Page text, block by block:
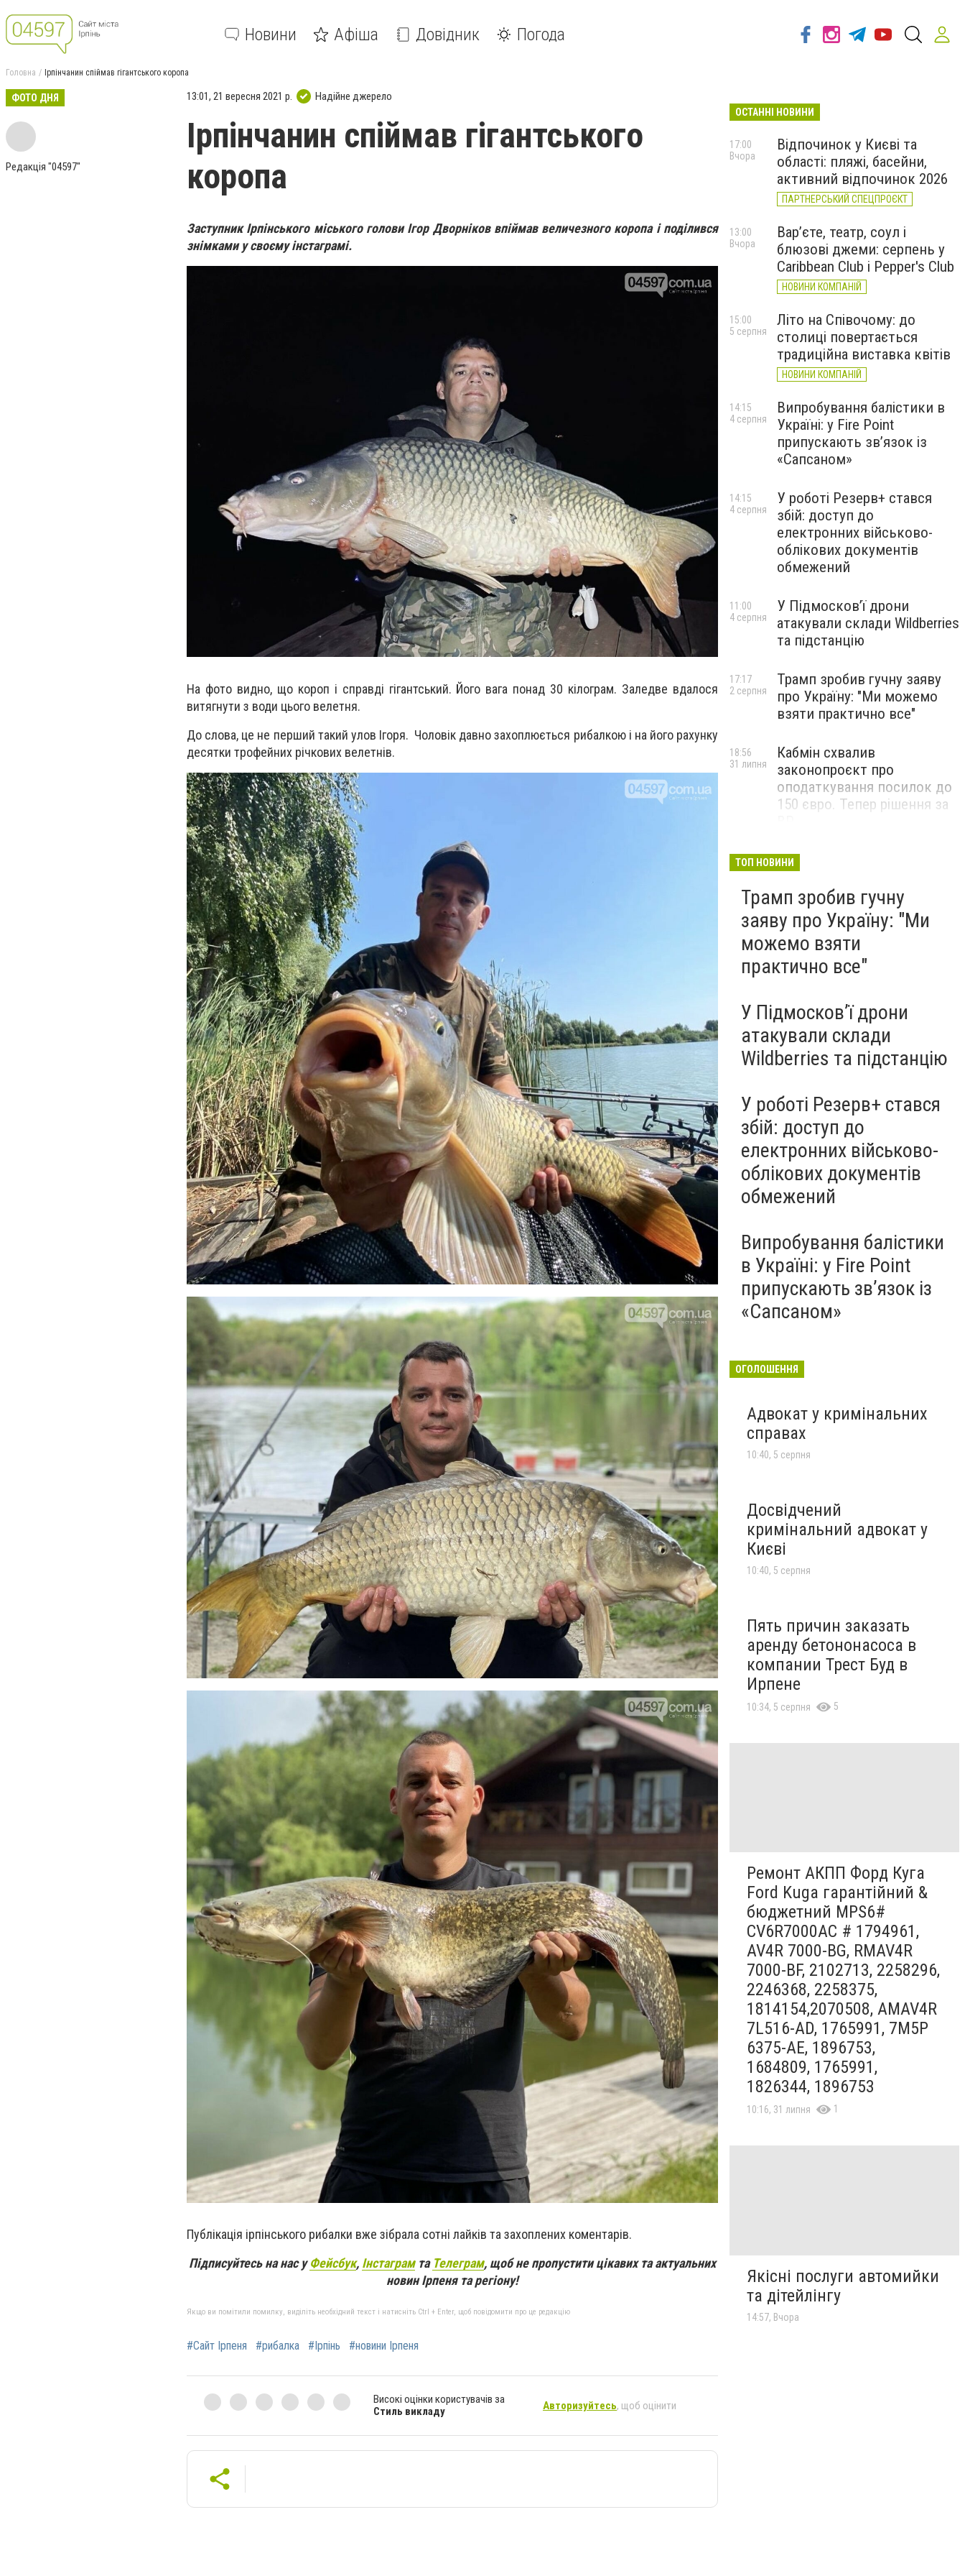
Новини Афіша Довідник Погода
Головна Ірпінчанин спіймав гігантського коропа
ФОТО ДНЯ
Редакція "04597"
13:01, 21 вересня 2021 р. Надійне джерело
Ірпінчанин спіймав гігантського
коропа
Заступник Ірпінського міського голови Ігор Дворніков впіймав величезного коропа і поділився
знімками у своєму інстаграмі.
На фото видно, що короп і справді гігантський. Його вага понад 30 кілограм. Заледве вдалося
витягнути з води цього велетня.
До слова, це не перший такий улов Ігоря. Чоловік давно захоплюється рибалкою і на його рахунку
десятки трофейних річкових велетнів.
Публікація ірпінського рибалки вже зібрала сотні лайків та захоплених коментарів.
Підписуйтесь на нас уФейсбук, Інстаграмта Телеграм, щоб не пропустити цікавих та актуальних
новин Ірпеня та регіону!
Якщо ви помітили помилку, виділіть необхідний текст і натисніть Ctrl + Enter, щоб повідомити про це редакцію
#Сайт Ірпеня #рибалка #Ірпінь #новини Ірпеня
Високі оцінки користувачів за
Стиль викладу
Авторизуйтесь, щоб оцінити
ОСТАННІ НОВИНИ
Відпочинок у Києві та
області: пляжі, басейни,
активний відпочинок 2026
ПАРТНЕРСЬКИЙ СПЕЦПРОЄКТ
17:00
Вчора
Вар’єте, театр, соул і
блюзові джеми: серпень у
Caribbean Club і Pepper's Club
НОВИНИ КОМПАНІЙ
13:00
Вчора
Літо на Співочому: до
столиці повертається
традиційна виставка квітів
НОВИНИ КОМПАНІЙ
15:00
5 серпня
Випробування балістики в
Україні: у Fire Point
припускають зв’язок із
«Сапсаном»
14:15
4 серпня
У роботі Резерв+ стався
збій: доступ до
електронних військово-
облікових документів
обмежений
14:15
4 серпня
У Підмосков’ї дрони
атакували склади Wildberries
та підстанцію
11:00
4 серпня
Трамп зробив гучну заяву
про Україну: "Ми можемо
взяти практично все"
17:17
2 серпня
Кабмін схвалив
законопроєкт про
оподаткування посилок до
150 євро. Тепер рішення за
18:56
31 липня
ТОП НОВИНИ
Трамп зробив гучну
заяву про Україну: "Ми
можемо взяти
практично все"
У Підмосков’ї дрони
атакували склади
Wildberries та підстанцію
У роботі Резерв+ стався
збій: доступ до
електронних військово-
облікових документів
обмежений
Випробування балістики
в Україні: у Fire Point
припускають зв’язок із
«Сапсаном»
ОГОЛОШЕННЯ
Адвокат у кримінальних
справах
10:40, 5 серпня
Досвідчений
кримінальний адвокат у
Києві
10:40, 5 серпня
Пять причин заказать
аренду бетононасоса в
компании Трест Буд в
Ирпене
10:34, 5 серпня 5
Ремонт АКПП Форд Куга
Ford Kuga гарантійний &
бюджетний MPS6#
CV6R7000AC # 1794961,
AV4R 7000-BG, RMAV4R
7000-BF, 2102713, 2258296,
2246368, 2258375,
1814154,2070508, AMAV4R
7L516-AD, 1765991, 7M5P
6375-AE, 1896753,
1684809, 1765991,
1826344, 1896753
10:16, 31 липня 1
Якісні послуги автомийки
та дітейлінгу
14:57, Вчора